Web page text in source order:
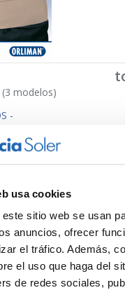
usa cookies
sitio web se usan
anuncios, ofrecer
el tráfico. Además,
el uso que haga del
de redes sociales,
(3 modelos)
-